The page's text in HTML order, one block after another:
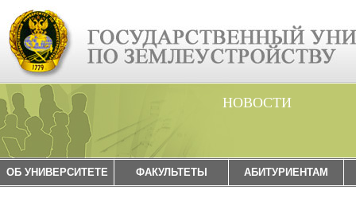
НОВОСТИ
ОБ УНИВЕРСИТЕТЕ ФАКУЛЬТЕТЫ АБИТУРИЕНТАМ